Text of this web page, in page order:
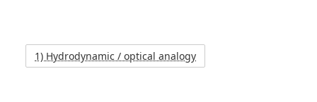
1) Hydrodynamic / optical analogy